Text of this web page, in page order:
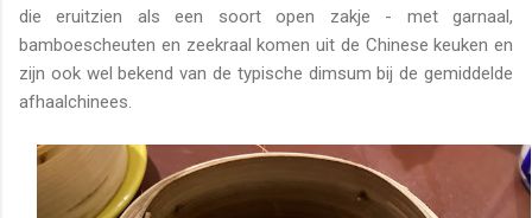
die eruitzien als een soort open zakje - met garnaal,
bamboescheuten en zeekraal komen uit de Chinese keuken en
zijn ook wel bekend van de typische dimsum bij de gemiddelde
afhaalchinees.